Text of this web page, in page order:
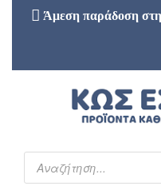
Άμεση παράδοση